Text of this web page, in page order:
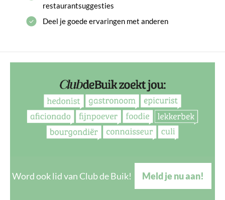
restaurantsuggesties
Deel je goede ervaringen met anderen
Word ook lid van Club de Buik! Meld je nu aan!